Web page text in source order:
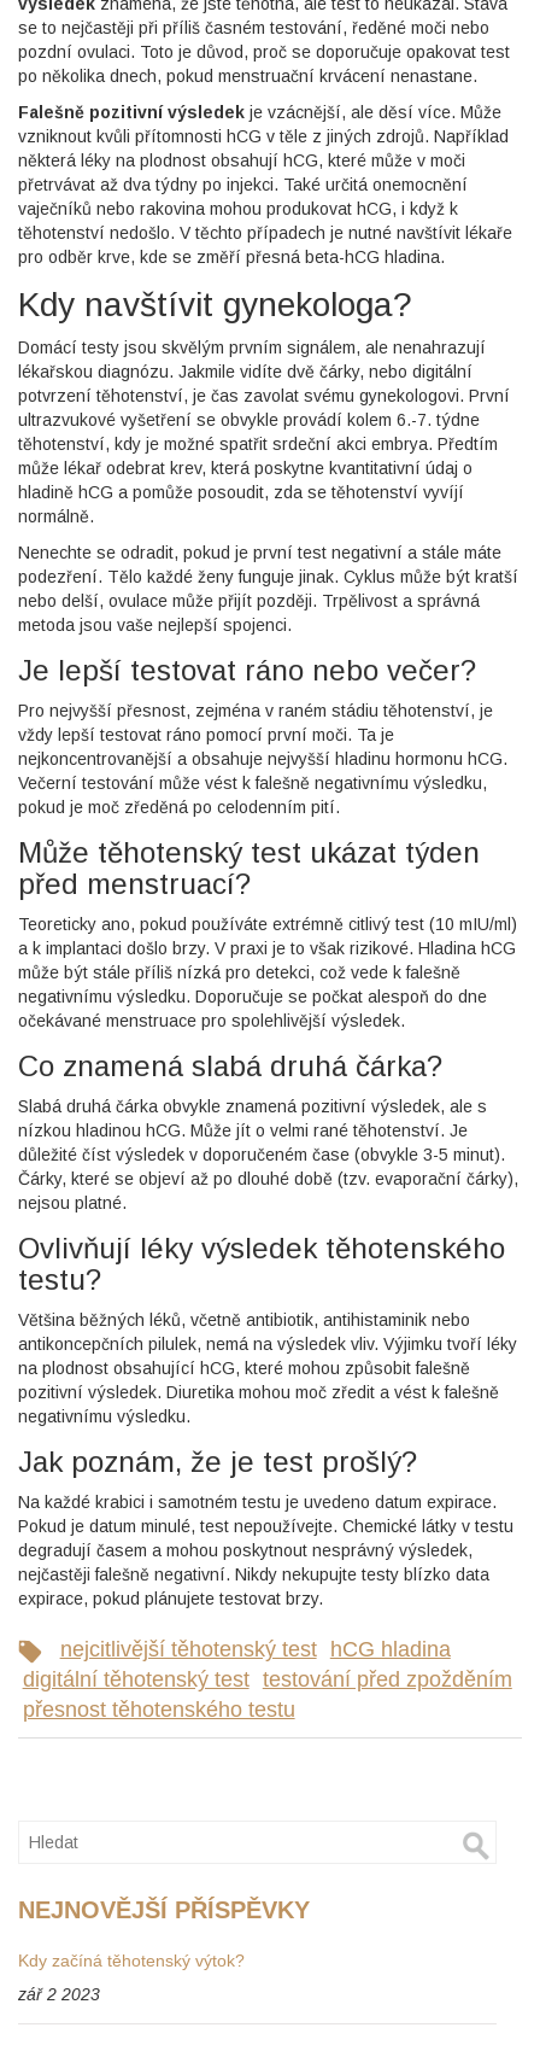
se to nejčastěji při příliš časném testování, ředěné moči nebo
pozdní ovulaci. Toto je důvod, proč se doporučuje opakovat test
po několika dnech, pokud menstruační krvácení nenastane.
Falešně pozitivní výsledek je vzácnější, ale děsí více. Může
vzniknout kvůli přítomnosti hCG v těle z jiných zdrojů. Například
některá léky na plodnost obsahují hCG, které může v moči
přetrvávat až dva týdny po injekci. Také určitá onemocnění
vaječníků nebo rakovina mohou produkovat hCG, i když k
těhotenství nedošlo. V těchto případech je nutné navštívit lékaře
pro odběr krve, kde se změří přesná beta-hCG hladina.
Kdy navštívit gynekologa?
Domácí testy jsou skvělým prvním signálem, ale nenahrazují
lékařskou diagnózu. Jakmile vidíte dvě čárky, nebo digitální
potvrzení těhotenství, je čas zavolat svému gynekologovi. První
ultrazvukové vyšetření se obvykle provádí kolem 6.-7. týdne
těhotenství, kdy je možné spatřit srdeční akci embrya. Předtím
může lékař odebrat krev, která poskytne kvantitativní údaj o
hladině hCG a pomůže posoudit, zda se těhotenství vyvíjí
normálně.
Nenechte se odradit, pokud je první test negativní a stále máte
podezření. Tělo každé ženy funguje jinak. Cyklus může být kratší
nebo delší, ovulace může přijít později. Trpělivost a správná
metoda jsou vaše nejlepší spojenci.
Je lepší testovat ráno nebo večer?
Pro nejvyšší přesnost, zejména v raném stádiu těhotenství, je
vždy lepší testovat ráno pomocí první moči. Ta je
nejkoncentrovanější a obsahuje nejvyšší hladinu hormonu hCG.
Večerní testování může vést k falešně negativnímu výsledku,
pokud je moč zředěná po celodenním pití.
Může těhotenský test ukázat týden
před menstruací?
Teoreticky ano, pokud používáte extrémně citlivý test (10 mIU/ml)
a k implantaci došlo brzy. V praxi je to však rizikové. Hladina hCG
může být stále příliš nízká pro detekci, což vede k falešně
negativnímu výsledku. Doporučuje se počkat alespoň do dne
očekávané menstruace pro spolehlivější výsledek.
Co znamená slabá druhá čárka?
Slabá druhá čárka obvykle znamená pozitivní výsledek, ale s
nízkou hladinou hCG. Může jít o velmi rané těhotenství. Je
důležité číst výsledek v doporučeném čase (obvykle 3-5 minut).
Čárky, které se objeví až po dlouhé době (tzv. evaporační čárky),
nejsou platné.
Ovlivňují léky výsledek těhotenského
testu?
Většina běžných léků, včetně antibiotik, antihistaminik nebo
antikoncepčních pilulek, nemá na výsledek vliv. Výjimku tvoří léky
na plodnost obsahující hCG, které mohou způsobit falešně
pozitivní výsledek. Diuretika mohou moč zředit a vést k falešně
negativnímu výsledku.
Jak poznám, že je test prošlý?
Na každé krabici i samotném testu je uvedeno datum expirace.
Pokud je datum minulé, test nepoužívejte. Chemické látky v testu
degradují časem a mohou poskytnout nesprávný výsledek,
nejčastěji falešně negativní. Nikdy nekupujte testy blízko data
expirace, pokud plánujete testovat brzy.
nejcitlivější těhotenský test
hCG hladina
digitální těhotenský test testování před zpožděním
přesnost těhotenského testu
NEJNOVĚJŠÍ PŘÍSPĚVKY
Kdy začíná těhotenský výtok?
zář 2 2023